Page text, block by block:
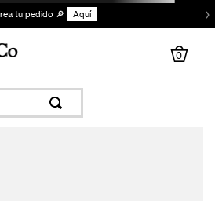
tu pedido 🔎 Aquí ›
0